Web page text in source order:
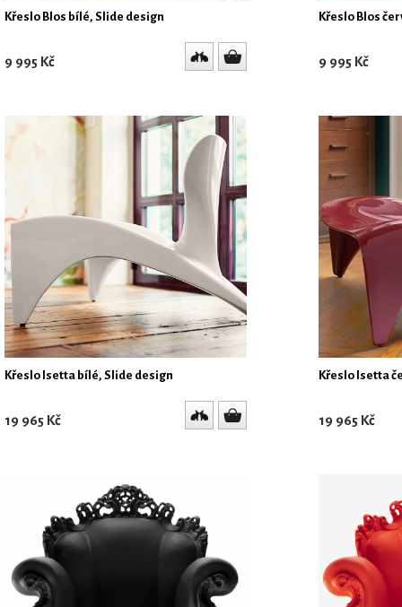
Křeslo Blos bílé, Slide design
9 995 Kč
Křeslo Blos
9 995 Kč
Křeslo Isetta bílé, Slide design
19 965 Kč
Křeslo Isetta
19 965 Kč